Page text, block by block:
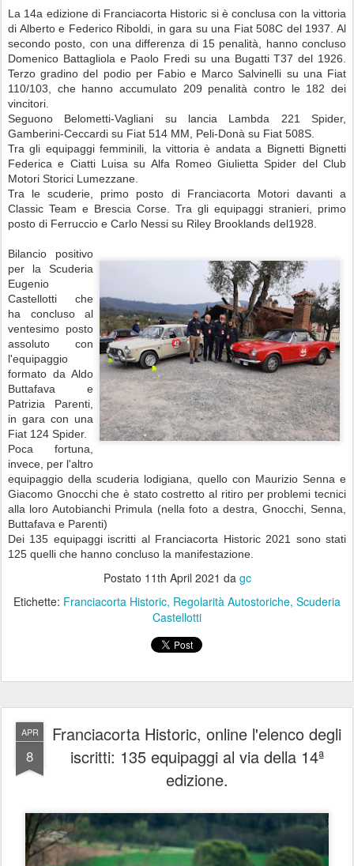
La 14a edizione di Franciacorta Historic si è conclusa con la vittoria
di Alberto e Federico Riboldi, in gara su una Fiat 508C del 1937. Al
secondo posto, con una differenza di 15 penalità, hanno concluso
Domenico Battagliola e Paolo Fredi su una Bugatti T37 del 1926.
Terzo gradino del podio per Fabio e Marco Salvinelli su una Fiat
110/103, che hanno accumulato 209 penalità contro le 182 dei
vincitori.
Seguono Belometti-Vagliani su lancia Lambda 221 Spider,
Gamberini-Ceccardi su Fiat 514 MM, Peli-Donà su Fiat 508S.
Tra gli equipaggi femminili, la vittoria è andata a Bignetti Bignetti
Federica e Ciatti Luisa su Alfa Romeo Giulietta Spider del Club
Motori Storici Lumezzane.
Tra le scuderie, primo posto di Franciacorta Motori davanti a
Classic Team e Brescia Corse. Tra gli equipaggi stranieri, primo
posto di Ferruccio e Carlo Nessi su Riley Brooklands del1928.
Bilancio positivo
per la Scuderia
Eugenio
Castellotti che
ha concluso al
ventesimo posto
assoluto con
l'equipaggio
formato da Aldo
Buttafava e
Patrizia Parenti,
in gara con una
Fiat 124 Spider.
Poca fortuna,
invece, per l'altro
equipaggio della scuderia lodigiana, quello con Maurizio Senna e
Giacomo Gnocchi che è stato costretto al ritiro per problemi tecnici
alla loro Autobianchi Primula (nella foto a destra, Gnocchi, Senna,
Buttafava e Parenti)
Dei 135 equipaggi iscritti al Franciacorta Historic 2021 sono stati
125 quelli che hanno concluso la manifestazione.
Postato 11th April 2021 da gc
Etichette: Franciacorta Historic Regolarità Autostoriche Scuderia
Castellotti
APR
8
Franciacorta Historic, online l'elenco degli
iscritti: 135 equipaggi al via della 14ª
edizione.